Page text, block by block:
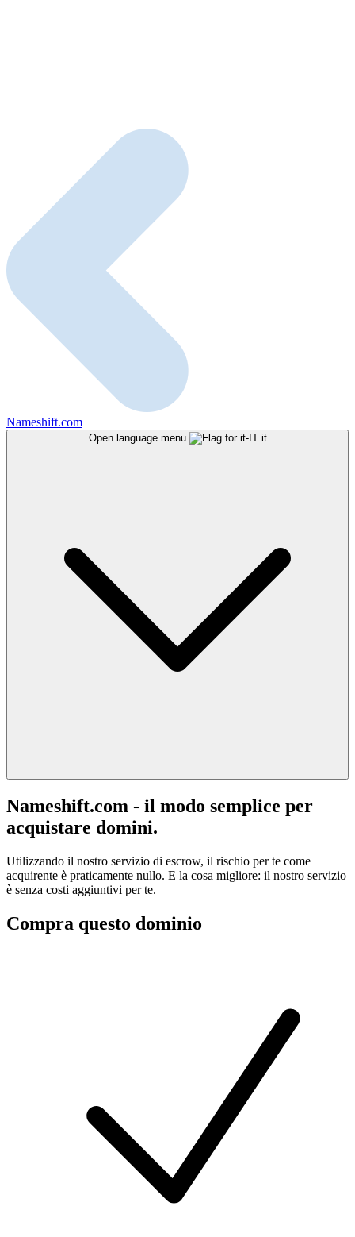
Nameshift.com
Open language menu it
Nameshift.com - il modo semplice per
acquistare domini.
Utilizzando il nostro servizio di escrow, il rischio per te come
acquirente è praticamente nullo. E la cosa migliore: il nostro servizio
è senza costi aggiuntivi per te.
Compra questo dominio